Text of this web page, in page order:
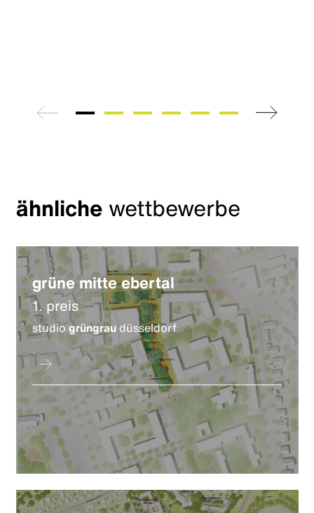
zurück weiter
ähnlichewettbewerbe
grüne mitte ebertal
1. preis
studiogrüngrau düsseldorf